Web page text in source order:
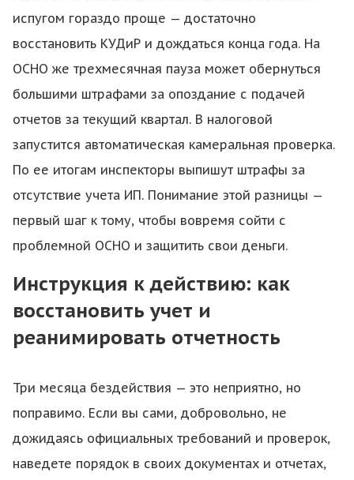
испугом гораздо проще — достаточно
восстановить КУДиР и дождаться конца года. На
ОСНО же трехмесячная пауза может обернуться
большими штрафами за опоздание с подачей
отчетов за текущий квартал. В налоговой
запустится автоматическая камеральная проверка.
По ее итогам инспекторы выпишут штрафы за
отсутствие учета ИП. Понимание этой разницы —
первый шаг к тому, чтобы вовремя сойти с
проблемной ОСНО и защитить свои деньги.
Инструкция к действию: как
восстановить учет и
реанимировать отчетность
Три месяца бездействия — это неприятно, но
поправимо. Если вы сами, добровольно, не
дожидаясь официальных требований и проверок,
наведете порядок в своих документах и отчетах,